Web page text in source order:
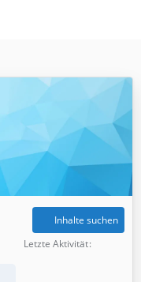
Inhalte suchen
Letzte Aktivität